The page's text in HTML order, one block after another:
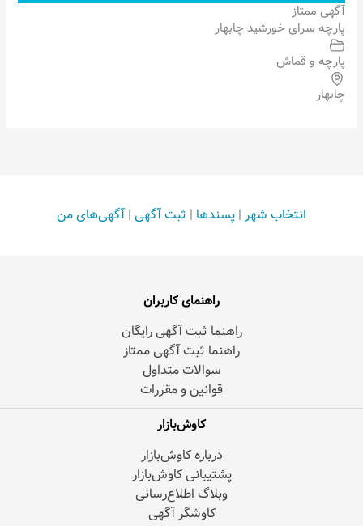
آگهی ممتاز
پارچه سرای خورشید چابهار
پارچه و قماش
چابهار
انتخاب شهر | پسندها | ثبت آگهی | آگهی‌های من
راهنمای کاربران
راهنما ثبت آگهی رایگان
راهنما ثبت آگهی ممتاز
سوالات متداول
قوانین و مقررات
کاوش‌بازار
درباره کاوش‌بازار
پشتیبانی کاوش‌بازار
وبلاگ اطلاع‌رسانی
کاوشگر آگهی